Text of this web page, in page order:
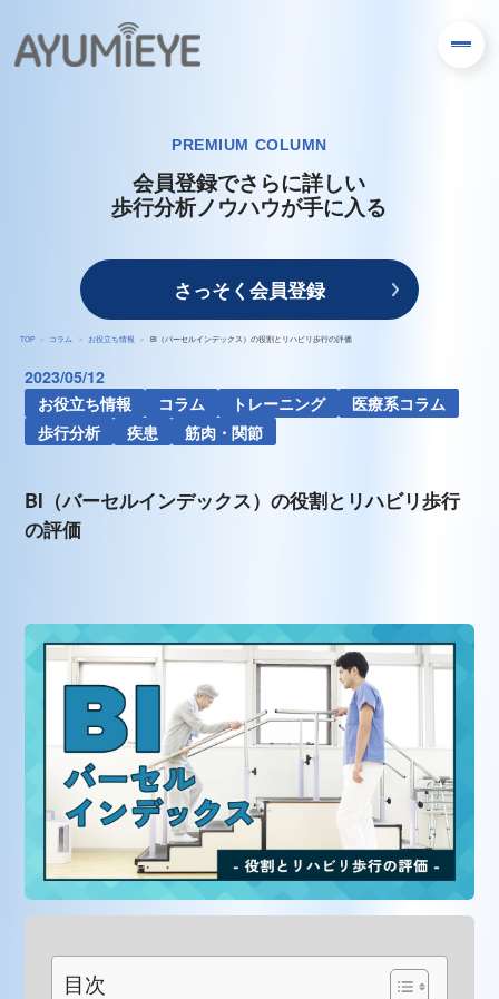
PREMIUM COLUMN
会員登録でさらに詳しい
歩行分析ノウハウが手に入る
さっそく会員登録
TOP コラム お役立ち情報 BI（バーセルインデックス）の役割とリハビリ歩行の評価
2023/05/12
お役立ち情報
コラム トレーニング
医療系コラム
歩行分析
疾患 筋肉・関節
BI（バーセルインデックス）の役割とリハビリ歩行
の評価
目次